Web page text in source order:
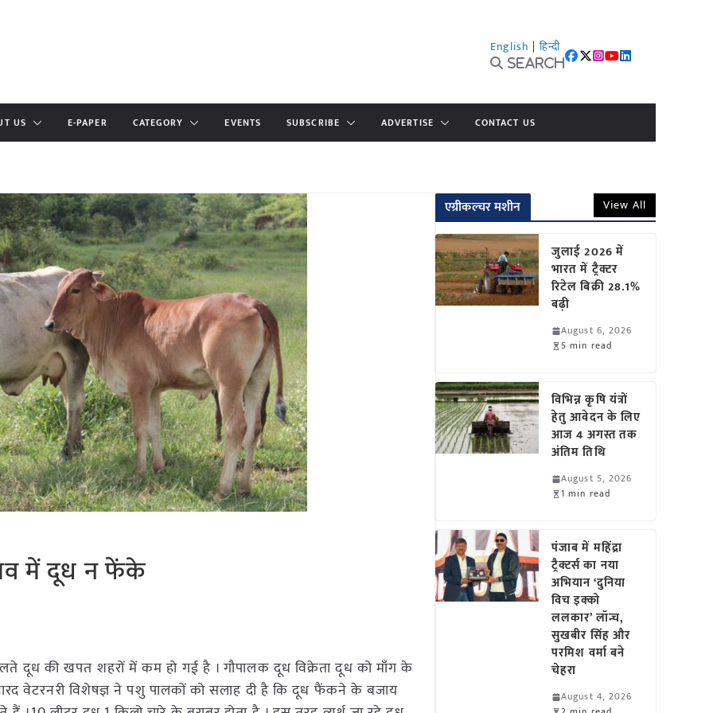
English | हिन्दी
Search
US E-PAPER CATEGORY EVENTS SUBSCRIBE ADVERTISE CONTACT US
में दूध न फेंके
दूध की खपत शहरों में कम हो गई है । गौपालक दूध विक्रेता दूध को माँग के
वेटरनरी विशेषज्ञ ने पशु पालकों को सलाह दी है कि दूध फैंकने के बजाय
एग्रीकल्चर मशीन View All
जुलाई 2026 में
भारत में ट्रैक्टर
रिटेल बिक्री 28.1%
बढ़ी
August 6, 2026
5 min read
विभिन्न कृषि यंत्रों
हेतु आवेदन के लिए
आज 4 अगस्त तक
अंतिम तिथि
August 5, 2026
1 min read
पंजाब में महिंद्रा
ट्रैक्टर्स का नया
अभियान ‘दुनिया
विच इक्को
ललकार’ लॉन्च,
सुखबीर सिंह और
परमिश वर्मा बने
चेहरा
August 4, 2026